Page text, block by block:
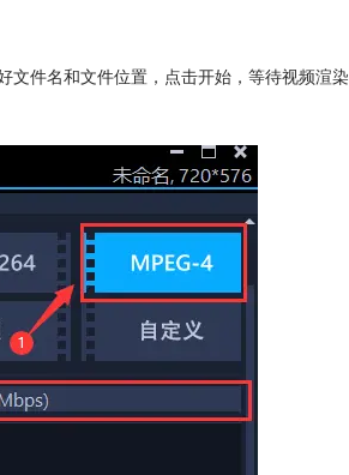
文件名和文件位置，点击开始，等待视频渲染